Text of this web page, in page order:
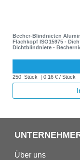
Becher-Blindnieten
Flachkopf ISO15975 -
Dichtblindniete -
250 Stück | 0,16 € / Stück
Über uns